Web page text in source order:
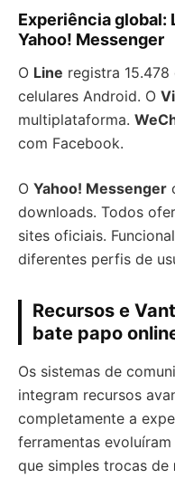
Experiência global:
Yahoo! Messenger
O Line registra
celulares Android. O
multiplataforma.
com Facebook.
O Yahoo! Messenger
downloads. Todos
sites oficiais.
diferentes perfis de
Recursos e
bate papo
Os sistemas de
integram recursos
completamente a
ferramentas
que simples trocas de